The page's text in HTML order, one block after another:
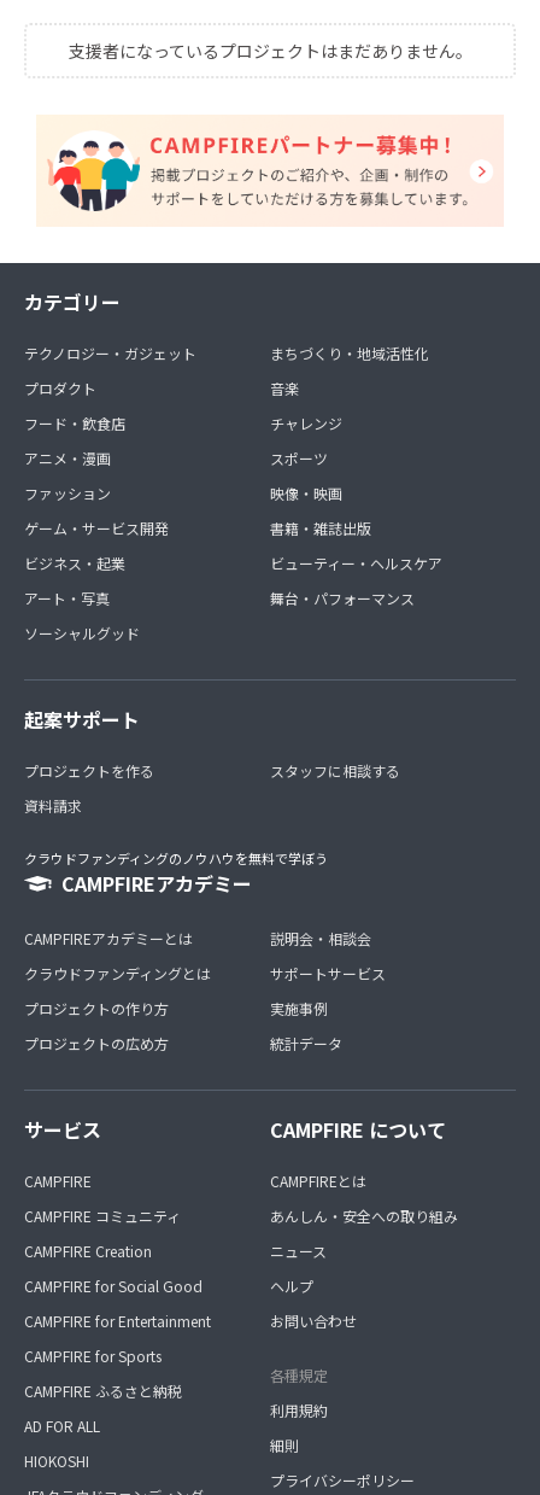
支援者になっているプロジェクトはまだありません。
カテゴリー
テクノロジー・ガジェット
プロダクト
フード・飲食店
アニメ・漫画
ファッション
ゲーム・サービス開発
ビジネス・起業
アート・写真
ソーシャルグッド
まちづくり・地域活性化
音楽
チャレンジ
スポーツ
映像・映画
書籍・雑誌出版
ビューティー・ヘルスケア
舞台・パフォーマンス
起案サポート
プロジェクトを作る
資料請求
スタッフに相談する
クラウドファンディングのノウハウを無料で学ぼう
CAMPFIREアカデミー
CAMPFIREアカデミーとは
クラウドファンディングとは
プロジェクトの作り方
プロジェクトの広め方
説明会・相談会
サポートサービス
実施事例
統計データ
サービス
CAMPFIRE
CAMPFIRE コミュニティ
CAMPFIRE Creation
CAMPFIRE for Social Good
CAMPFIRE for Entertainment
CAMPFIRE for Sports
CAMPFIRE ふるさと納税
AD FOR ALL
HIOKOSHI
CAMPFIRE について
CAMPFIREとは
あんしん・安全への取り組み
ニュース
ヘルプ
お問い合わせ
各種規定
利用規約
細則
プライバシーポリシー